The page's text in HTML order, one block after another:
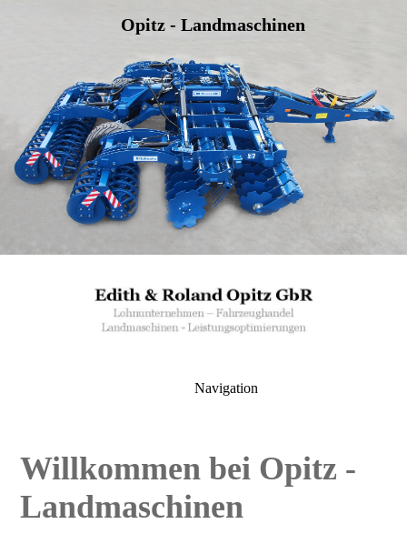
Opitz - Landmaschinen
Navigation
Willkommen bei Opitz -
Landmaschinen